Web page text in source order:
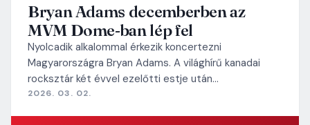
Bryan Adams decemberben az
MVM Dome-ban lép fel
Nyolcadik alkalommal érkezik koncertezni
Magyarországra Bryan Adams. A világhírű kanadai
rocksztár két évvel ezelőtti estje után…
2026. 03. 02.